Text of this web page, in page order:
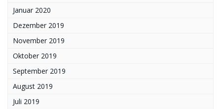
Januar 2020
Dezember 2019
November 2019
Oktober 2019
September 2019
August 2019
Juli 2019